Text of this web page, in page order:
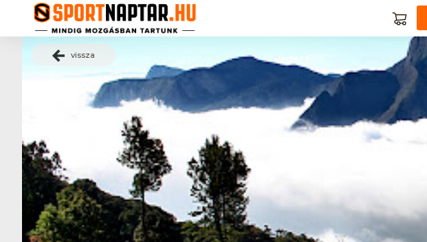
vissza